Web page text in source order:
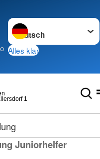
Sprache wechseln zu
Alles klar
1
Juniorhelfer